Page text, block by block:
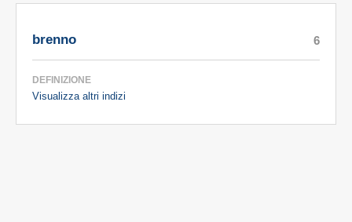
brenno
DEFINIZIONE
Visualizza altri indizi
6